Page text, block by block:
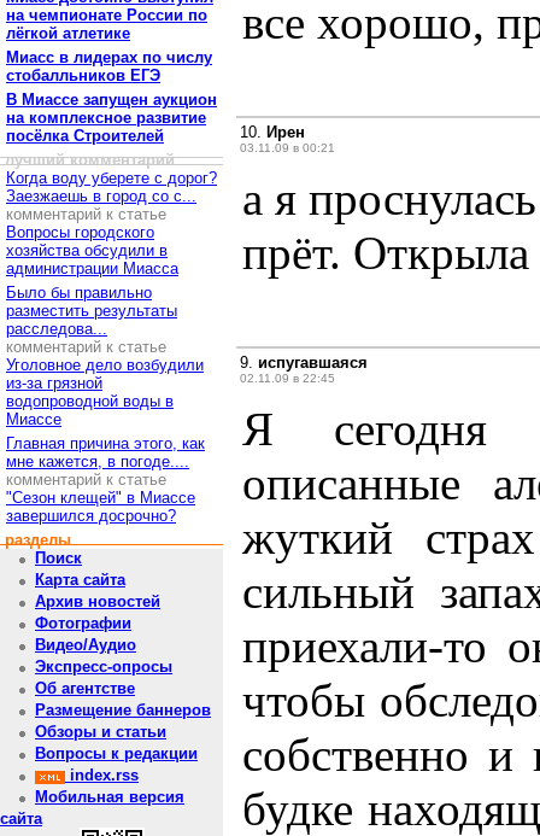
на чемпионате России по
лёгкой атлетике
Миасс в лидерах по числу
стобалльников ЕГЭ
В Миассе запущен аукцион
на комплексное развитие
посёлка Строителей
лучший комментарий
Когда воду уберете с дорог?
Заезжаешь в город со с...
комментарий к статье
Вопросы городского
хозяйства обсудили в
администрации Миасса
Было бы правильно
разместить результаты
расследова...
комментарий к статье
Уголовное дело возбудили
из-за грязной
водопроводной воды в
Миассе
Главная причина этого, как
мне кажется, в погоде....
комментарий к статье
"Сезон клещей" в Миассе
завершился досрочно?
разделы
Поиск
Карта сайта
Архив новостей
Фотографии
Видео/Аудио
Экспресс-опросы
Об агентстве
Размещение баннеров
Обзоры и статьи
Вопросы к редакции
index.rss
Мобильная версия
сайта
все хорошо,
10. Ирен
03.11.09 в 00:21
а я
прёт. Открыла
9. испугавшаяся
02.11.09 в 22:45
Я сегодня
описанные
жуткий
сильный
приехали-то
чтобы
собственно и
будке